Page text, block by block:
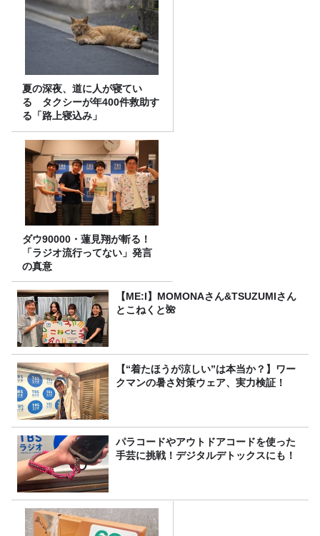
夏の深夜、道に人が寝てい
る タクシーが年400件救助す
る「路上寝込み」
ダウ90000・蓮見翔が斬る！
「ラジオ流行ってない」発言
の真意
【ME:I】MOMONAさん&TSUZUMIさん
とこねくと🌺
【“着たほうが涼しい”は本当か？】ワー
クマンの暑さ対策ウェア、実力検証！
パラコードやアウトドアコードを使った
手芸に挑戦！デジタルデトックスにも！